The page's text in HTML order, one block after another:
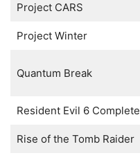
Project CARS
Project Winter
Quantum Break
Resident Evil 6 Complete
Rise of the Tomb Raider